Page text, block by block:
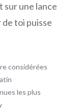
sur une lance
toi puisse
considérées
les plus